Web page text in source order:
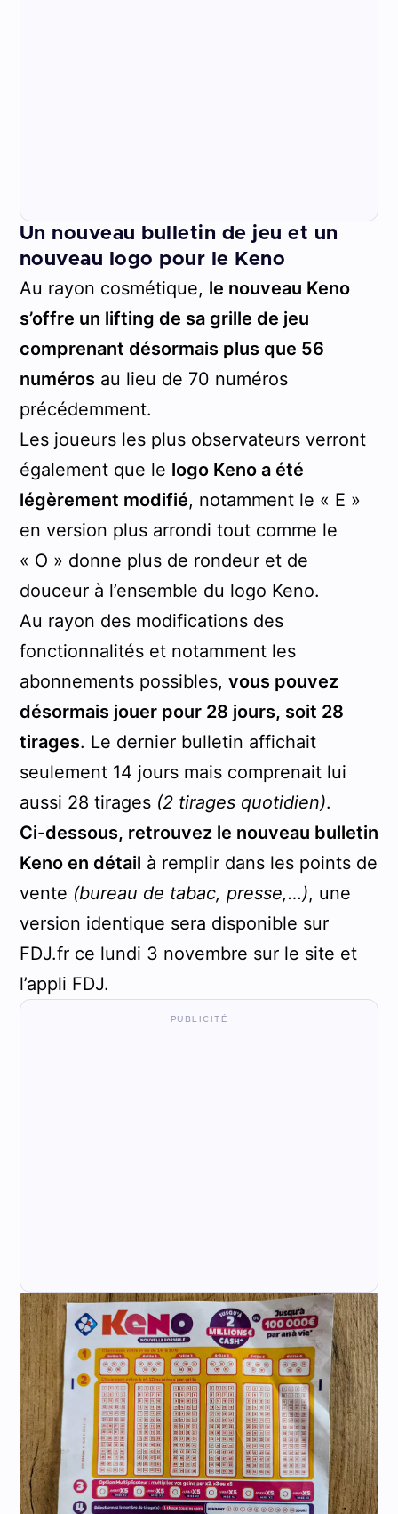
Un nouveau bulletin de jeu et un
nouveau logo pour le Keno
Au rayon cosmétique, le nouveau Keno
s’offre un lifting de sa grille de jeu
comprenant désormais plus que 56
numérosau lieu de 70 numéros
précédemment.
Les joueurs les plus observateurs verront
également que le logo Keno a été
légèrement modifié, notamment le « E »
en version plus arrondi tout comme le
« O » donne plus de rondeur et de
douceur à l’ensemble du logo Keno.
Au rayon des modifications des
fonctionnalités et notamment les
abonnements possibles, vous pouvez
désormais jouer pour 28 jours, soit 28
tirages. Le dernier bulletin affichait
seulement 14 jours mais comprenait lui
aussi 28 tirages (2 tirages quotidien).
Ci-dessous, retrouvez le nouveau bulletin
Keno en détail à remplir dans les points de
vente (bureau de tabac, presse,…), une
version identique sera disponible sur
FDJ.fr ce lundi 3 novembre sur le site et
l’appli FDJ.